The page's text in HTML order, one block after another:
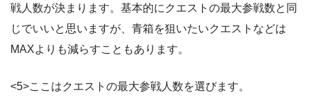
戦人数が決まります。基本的にクエストの最大参戦数と同
じでいいと思いますが、青箱を狙いたいクエストなどは
MAXよりも減らすこともあります。
<5>ここはクエストの最大参戦人数を選びます。